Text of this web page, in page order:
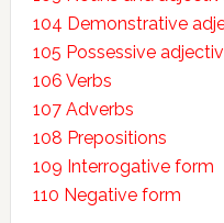
104 Demonstrative
105 Possessive
106 Verbs
107 Adverbs
108 Prepositions
109 Interrogative form
110 Negative form